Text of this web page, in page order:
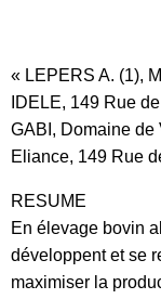
« LEPERS A. (1),
IDELE, 149 Rue
GABI, Domaine de
Eliance, 149 Rue
RESUME
En élevage bovin
développent et se
maximiser la